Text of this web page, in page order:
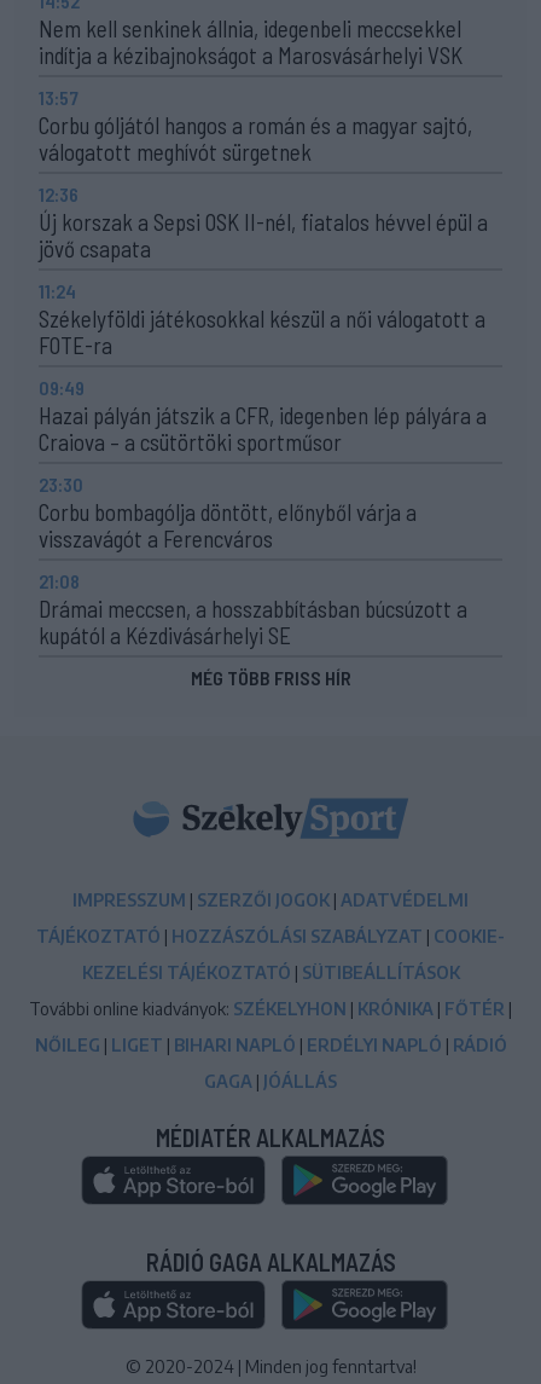
Nem kell senkinek állnia, idegenbeli meccsekkel
indítja a kézibajnokságot a Marosvásárhelyi VSK
13:57
Corbu góljától hangos a román és a magyar sajtó,
válogatott meghívót sürgetnek
12:36
Új korszak a Sepsi OSK II-nél, fiatalos hévvel épül a
jövő csapata
11:24
Székelyföldi játékosokkal készül a női válogatott a
FOTE-ra
09:49
Hazai pályán játszik a CFR, idegenben lép pályára a
Craiova – a csütörtöki sportműsor
23:30
Corbu bombagólja döntött, előnyből várja a
visszavágót a Ferencváros
21:08
Drámai meccsen, a hosszabbításban búcsúzott a
kupától a Kézdivásárhelyi SE
MÉG TÖBB FRISS HÍR
IMPRESSZUM | SZERZŐI JOGOK | ADATVÉDELMI
TÁJÉKOZTATÓ | HOZZÁSZÓLÁSI SZABÁLYZAT | COOKIE-
KEZELÉSI TÁJÉKOZTATÓ | SÜTIBEÁLLÍTÁSOK
További online kiadványok: SZÉKELYHON | KRÓNIKA | FŐTÉR |
NŐILEG | LIGET | BIHARI NAPLÓ | ERDÉLYI NAPLÓ | RÁDIÓ
GAGA | JÓÁLLÁS
MÉDIATÉR ALKALMAZÁS
RÁDIÓ GAGA ALKALMAZÁS
© 2020-2024 | Minden jog fenntartva!